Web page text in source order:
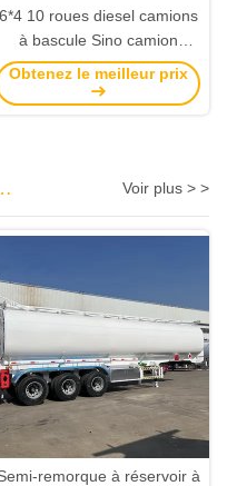
6*4 10 roues diesel camions
à bascule Sino camion
Sinotruck HOWO NX avec
moteur WEICHAI HOHAN
Obtenez le meilleur prix
Voir plus > >
remorque à réservoir à